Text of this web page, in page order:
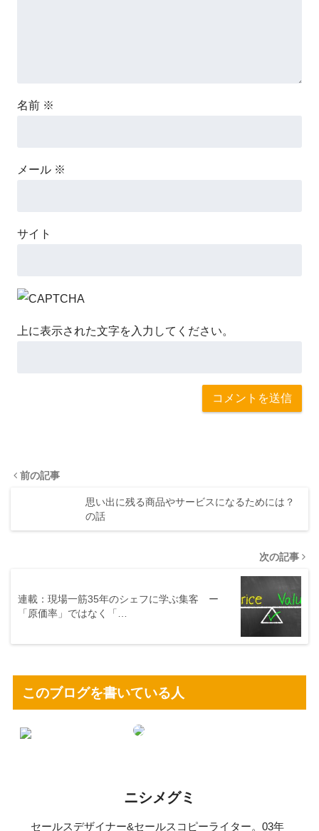
名前 ※
メール ※
サイト
上に表示された文字を入力してください。
前の記事
思い出に残る商品やサービスになるためには？
の話
次の記事
連載：現場一筋35年のシェフに学ぶ集客 ー
「原価率」ではなく「…
このブログを書いている人
ニシメグミ
セールスデザイナー&セールスコピーライター。03年